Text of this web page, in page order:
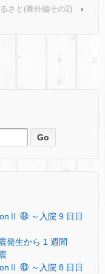
さと(番外編その2) ›
㊹ ～入院 9 日日
発生から 1 週間
㊸ ～入院 8 日日